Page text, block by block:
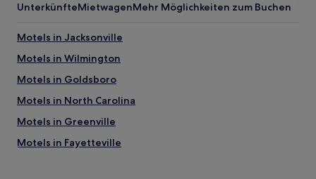
UnterkünfteMietwagenMehr Möglichkeiten zum Buchen
Motels in Jacksonville
Motels in Wilmington
Motels in Goldsboro
Motels in North Carolina
Motels in Greenville
Motels in Fayetteville